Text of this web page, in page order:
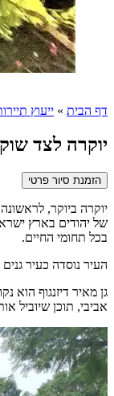
דף הבית » ייעוץ
יוקרה לצד
הזמנת סיור פרטי
יוקרה ביוקר,
של יהודים בארץ
בכל תחומי החיים.
העיר נוסדה כעיר
גן מאיר דיזנגוף הוא
אביבי, תוכן שיוביל